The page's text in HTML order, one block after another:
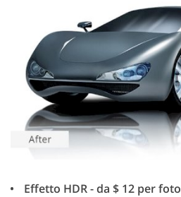
Effetto HDR - da $ 12 per foto